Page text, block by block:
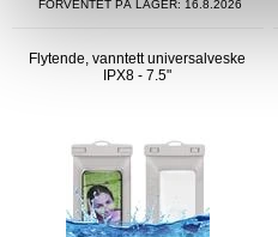
FORVENTET PÅ LAGER: 16.8.2026
Flytende, vanntett universalveske
IPX8 - 7.5"